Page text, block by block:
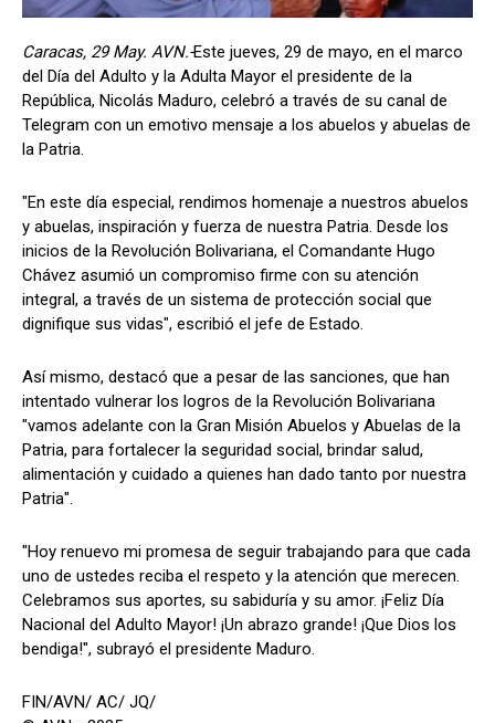
Caracas, 29 May. AVN.-Este jueves, 29 de mayo, en el marco
del Día del Adulto y la Adulta Mayor el presidente de la
República, Nicolás Maduro, celebró a través de su canal de
Telegram con un emotivo mensaje a los abuelos y abuelas de
la Patria.
"En este día especial, rendimos homenaje a nuestros abuelos
y abuelas, inspiración y fuerza de nuestra Patria. Desde los
inicios de la Revolución Bolivariana, el Comandante Hugo
Chávez asumió un compromiso firme con su atención
integral, a través de un sistema de protección social que
dignifique sus vidas", escribió el jefe de Estado.
Así mismo, destacó que a pesar de las sanciones, que han
intentado vulnerar los logros de la Revolución Bolivariana
"vamos adelante con la Gran Misión Abuelos y Abuelas de la
Patria, para fortalecer la seguridad social, brindar salud,
alimentación y cuidado a quienes han dado tanto por nuestra
Patria".
"Hoy renuevo mi promesa de seguir trabajando para que cada
uno de ustedes reciba el respeto y la atención que merecen.
Celebramos sus aportes, su sabiduría y su amor. ¡Feliz Día
Nacional del Adulto Mayor! ¡Un abrazo grande! ¡Que Dios los
bendiga!", subrayó el presidente Maduro.
FIN/AVN/ AC/ JQ/